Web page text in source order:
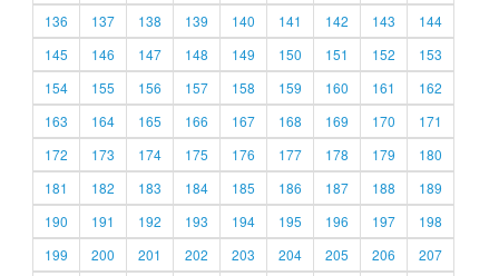
136
137 138 139 140 141 142 143
144
145
146 147 148 149 150 151 152
153
154
155 156 157 158 159 160 161
162
163
164 165 166 167 168 169 170
171
172
173 174 175 176 177 178 179
180
181
182 183 184 185 186 187 188
189
190
191 192 193 194 195 196 197
198
199
200 201 202 203 204 205 206
207